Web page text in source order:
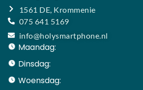
1561 DE, Krommenie
075 641 5169
info@holysmartphone.nl
Maandag:
Dinsdag:
Woensdag: